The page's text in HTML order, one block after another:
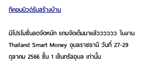
ทีคอนบิวด์รับสร้างบ้าน
มีโปรโมชั่นลดจัดหนัก แถมจัดเต็มมาแล้วววววว ในงาน
Thailand Smart Money อุบลราชธานี วันที่ 27-29
ตุลาคม 2566 ชั้น 1 เซ็นทรัลอุบล เท่านั้น